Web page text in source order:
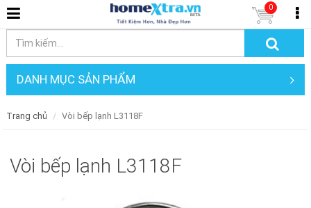
0
DANH MỤC SẢN PHẨM
Trang chủ Vòi bếp lạnh L3118F
Vòi bếp lạnh L3118F